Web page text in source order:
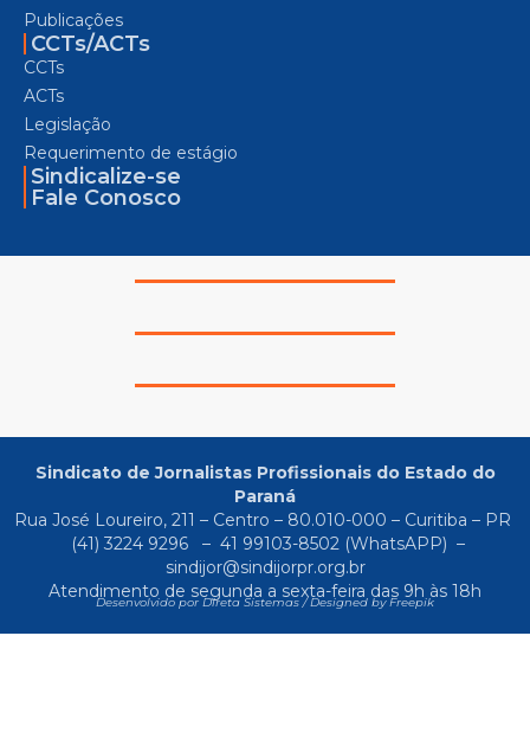
Publicações
CCTs/ACTs
CCTs
ACTs
Legislação
Requerimento de estágio
Sindicalize-se
Fale Conosco
Sindicato de Jornalistas Profissionais do Estado do
Paraná
Rua José Loureiro, 211 – Centro – 80.010-000 – Curitiba – PR
(41) 3224 9296
– 41 99103-8502(WhatsAPP) –
sindijor@sindijorpr.org.br
Atendimento de segunda a sexta-feira das 9h às 18h
Desenvolvido por Direta Sistemas /Designed by Freepik